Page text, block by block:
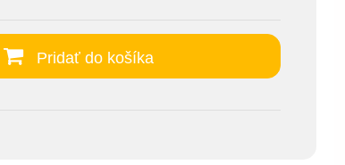
Pridať do košíka